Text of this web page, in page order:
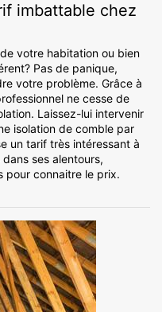
imbattable chez
votre habitation ou bien
Pas de panique,
votre problème. Grâce à
ne cesse de
Laissez-lui intervenir
isolation de comble par
un tarif très intéressant à
ses alentours,
pour connaitre le prix.